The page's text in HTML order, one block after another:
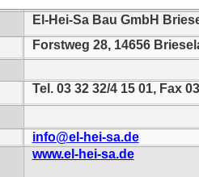
El-Hei-Sa Bau GmbH
Forstweg 28, 14656
Tel. 03 32 32/4 15 01, Fax
info@el-hei-sa.de
www.el-hei-sa.de